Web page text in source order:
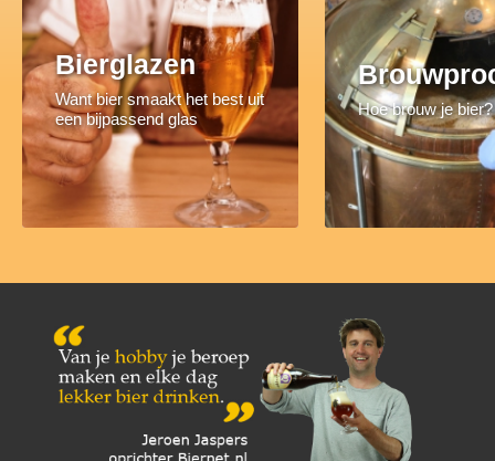
Bierglazen
Want bier smaakt het best uit
een bijpassend glas
Hoe brouw je bier?